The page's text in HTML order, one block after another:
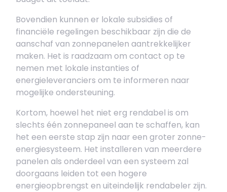
Bovendien kunnen er lokale subsidies of
financiële regelingen beschikbaar zijn die de
aanschaf van zonnepanelen aantrekkelijker
maken. Het is raadzaam om contact op te
nemen met lokale instanties of
energieleveranciers om te informeren naar
mogelijke ondersteuning.
Kortom, hoewel het niet erg rendabel is om
slechts één zonnepaneel aan te schaffen, kan
het een eerste stap zijn naar een groter zonne-
energiesysteem. Het installeren van meerdere
panelen als onderdeel van een systeem zal
doorgaans leiden tot een hogere
energieopbrengst en uiteindelijk rendabeler zijn.